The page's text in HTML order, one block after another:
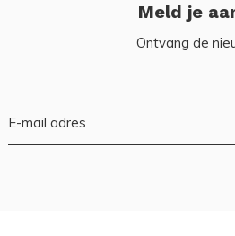
Meld je
Ontvang de